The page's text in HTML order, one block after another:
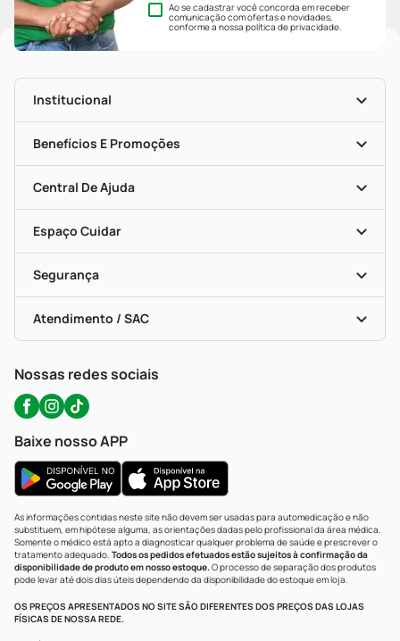
Ao se cadastrar você concorda em receber
comunicação com ofertas e novidades,
conforme a nossapolítica de privacidade.
Institucional
História
Nossas Lojas
Mapa De Categorias
Blog Da PP
Seja Uma Loja Parceira
Benefícios E Promoções
Clube PP
Convênios
Programa Popular Do Brasil
Encarte De Ofertas
Dermaclub
Descontos De Laboratório (PBM)
Cupons E Ofertas
Central De Ajuda
Entrega
Recompra Programada
Compras Com Receita
Alomed (tele-Entrega)
Formas De Pagamento
Troca E Devolução
Bulas De A A Z
Políticas De Marketplace
Espaço Cuidar
Vacinas
Serviços Farmacêuticos
Testes Rápidos
Autoteste Covid-19
Segurança
Certificado De Segurança
Portal Da Privacidade
Atendimento / SAC
WhatsApp (47) 9202-1687
Nossas redes sociais
Baixe nosso APP
As informações contidas neste site não devem ser usadas para automedicação e não
substituem, em hipótese alguma, as orientações dadas pelo profissional da área médica.
Somente o médico está apto a diagnosticar qualquer problema de saúde e prescrever o
tratamento adequado. Todos os pedidos efetuados estão sujeitos à confirmação da
disponibilidade de produto em nosso estoque.O processo de separação dos produtos
pode levar até dois dias úteis dependendo da disponibilidade do estoque em loja.
OS PREÇOS APRESENTADOS NO SITE SÃO DIFERENTES DOS PREÇOS DAS LOJAS
FÍSICAS DE NOSSA REDE.